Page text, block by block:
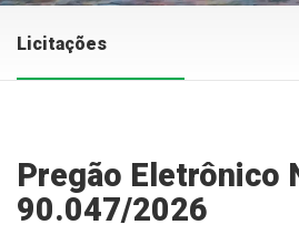
Licitações
Pregão Eletrônico
90.047/2026